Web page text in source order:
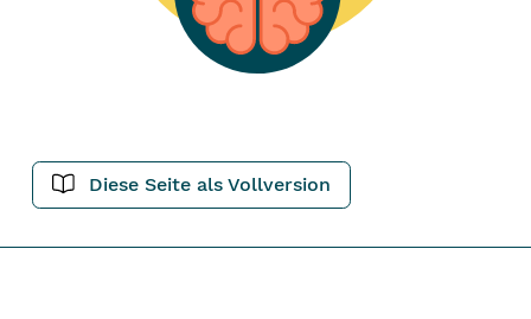
Diese Seite als Vollversion